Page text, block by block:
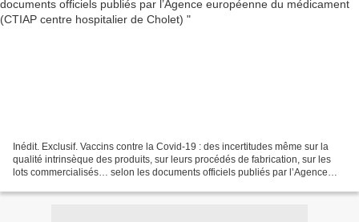
Inédit. Exclusif. Vaccins contre la Covid-19 : des incertitudes même sur la
qualité intrinsèque des produits, sur leurs procédés de fabrication, sur les
lots commercialisés… selon les documents officiels publiés par l’Agence